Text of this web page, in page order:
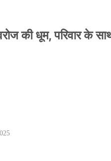
की धूम, परिवार के
टाइकून साहिल
टारगेटिंग जैसा हूबहू